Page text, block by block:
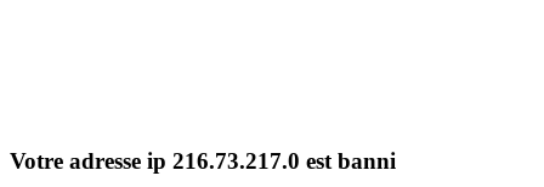
Votre adresse ip 216.73.217.0 est banni